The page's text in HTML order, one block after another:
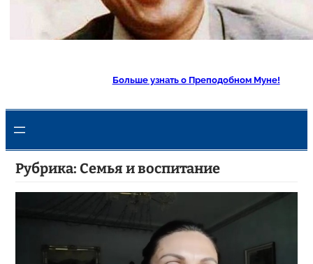
Больше узнать о Преподобном Муне!
Рубрика: Семья и воспитание